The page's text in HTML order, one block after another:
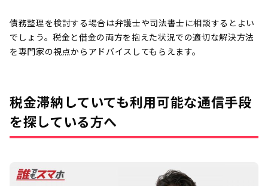
債務整理を検討する場合は弁護士や司法書士に相談するとよい
でしょう。税金と借金の両方を抱えた状況での適切な解決方法
を専門家の視点からアドバイスしてもらえます。
税金滞納していても利用可能な通信手段
を探している方へ